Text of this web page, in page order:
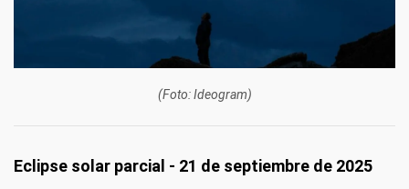
(Foto: Ideogram)
Eclipse solar parcial - 21 de septiembre de 2025